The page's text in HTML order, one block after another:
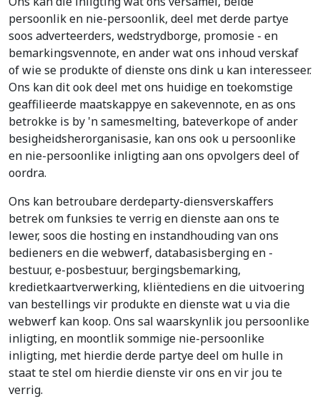
persoonlik en nie-persoonlik, deel met derde partye
soos adverteerders, wedstrydborge, promosie - en
bemarkingsvennote, en ander wat ons inhoud verskaf
of wie se produkte of dienste ons dink u kan interesseer.
Ons kan dit ook deel met ons huidige en toekomstige
geaffilieerde maatskappye en sakevennote, en as ons
betrokke is by 'n samesmelting, bateverkope of ander
besigheidsherorganisasie, kan ons ook u persoonlike
en nie-persoonlike inligting aan ons opvolgers deel of
oordra.
Ons kan betroubare derdeparty-diensverskaffers
betrek om funksies te verrig en dienste aan ons te
lewer, soos die hosting en instandhouding van ons
bedieners en die webwerf, databasisberging en -
bestuur, e-posbestuur, bergingsbemarking,
kredietkaartverwerking, kliëntediens en die uitvoering
van bestellings vir produkte en dienste wat u via die
webwerf kan koop. Ons sal waarskynlik jou persoonlike
inligting, en moontlik sommige nie-persoonlike
inligting, met hierdie derde partye deel om hulle in
staat te stel om hierdie dienste vir ons en vir jou te
verrig.